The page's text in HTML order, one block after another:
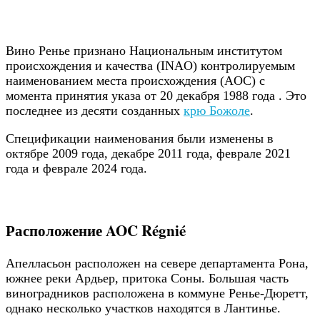
Вино Ренье признано Национальным институтом
происхождения и качества (INAO) контролируемым
наименованием места происхождения (AOC) с
момента принятия указа от 20 декабря 1988 года . Это
последнее из десяти созданных крю Божоле.
Спецификации наименования были изменены в
октябре 2009 года, декабре 2011 года, феврале 2021
года и феврале 2024 года.
Расположение AOC Régnié
Апелласьон расположен на севере департамента Рона,
южнее реки Ардьер, притока Соны. Большая часть
виноградников расположена в коммуне Ренье-Дюретт,
однако несколько участков находятся в Лантинье.